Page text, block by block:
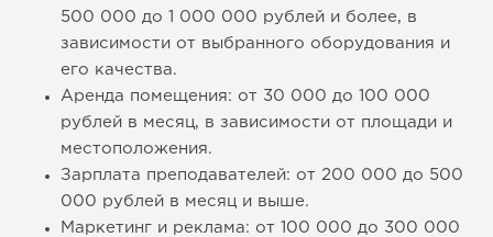
500 000 до 1 000 000 рублей и более, в
зависимости от выбранного оборудования и
его качества.
Аренда помещения: от 30 000 до 100 000
рублей в месяц, в зависимости от площади и
местоположения.
Зарплата преподавателей: от 200 000 до 500
000 рублей в месяц и выше.
Маркетинг и реклама: от 100 000 до 300 000